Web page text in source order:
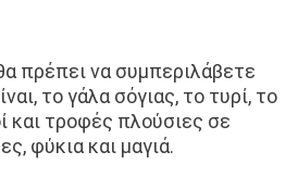
πρέπει να συμπεριλάβετε
το γάλα σόγιας, το τυρί, το
και τροφές πλούσιες σε
φύκια και μαγιά.